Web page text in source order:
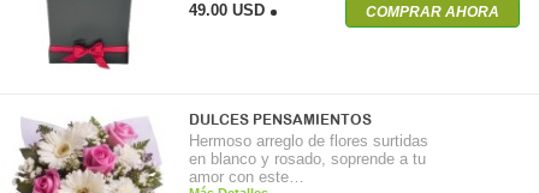
49.00 USD COMPRAR AHORA
DULCES PENSAMIENTOS
Hermoso arreglo de flores surtidas
en blanco y rosado, soprende a tu
amor con este…